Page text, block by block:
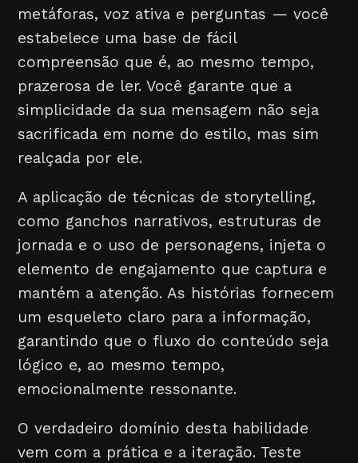
metáforas, voz ativa e perguntas — você
estabelece uma base de fácil
compreensão que é, ao mesmo tempo,
prazerosa de ler. Você garante que a
simplicidade da sua mensagem não seja
sacrificada em nome do estilo, mas sim
realçada por ele.
A aplicação de técnicas de storytelling,
como ganchos narrativos, estruturas de
jornada e o uso de personagens, injeta o
elemento de engajamento que captura e
mantém a atenção. As histórias fornecem
um esqueleto claro para a informação,
garantindo que o fluxo do conteúdo seja
lógico e, ao mesmo tempo,
emocionalmente ressonante.
O verdadeiro domínio desta habilidade
vem com a prática e a iteração. Teste